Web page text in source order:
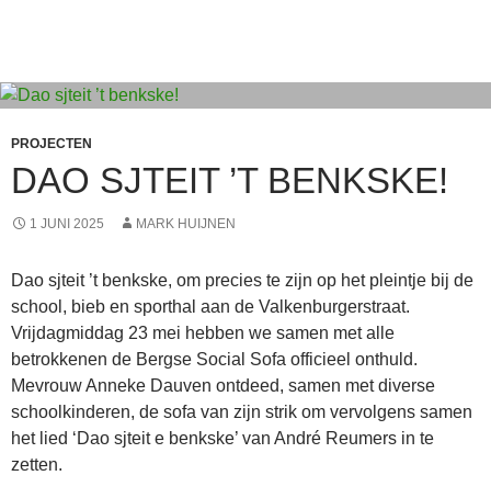
PROJECTEN
DAO SJTEIT ’T BENKSKE!
1 JUNI 2025 MARK HUIJNEN
Dao sjteit ’t benkske, om precies te zijn op het pleintje bij de
school, bieb en sporthal aan de Valkenburgerstraat.
Vrijdagmiddag 23 mei hebben we samen met alle
betrokkenen de Bergse Social Sofa officieel onthuld.
Mevrouw Anneke Dauven ontdeed, samen met diverse
schoolkinderen, de sofa van zijn strik om vervolgens samen
het lied ‘Dao sjteit e benkske’ van André Reumers in te
zetten.